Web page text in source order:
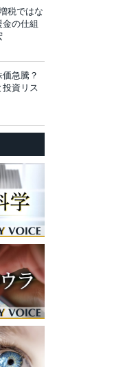
税ではな
の仕組
急騰？
投資リス